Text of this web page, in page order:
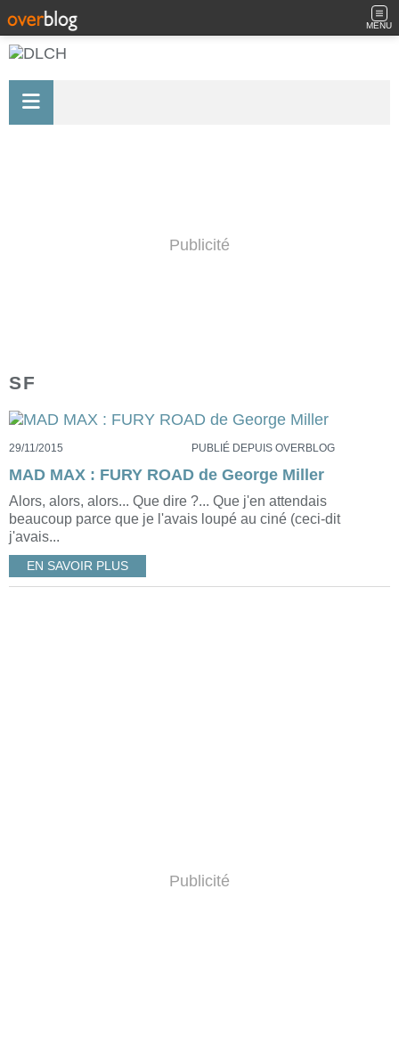
MENU
Publicité
SF
29/11/2015 PUBLIÉ DEPUIS OVERBLOG
MAD MAX : FURY ROAD de George Miller
Alors, alors, alors... Que dire ?... Que j'en attendais
beaucoup parce que je l'avais loupé au ciné (ceci-dit
j'avais...
EN SAVOIR PLUS
Publicité